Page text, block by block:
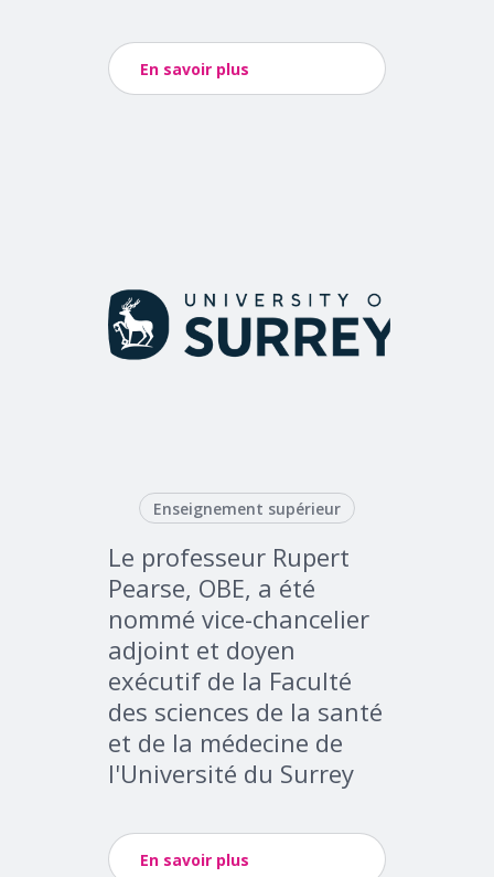
En savoir plus
Enseignement supérieur
Le professeur Rupert
Pearse, OBE, a été
nommé vice-chancelier
adjoint et doyen
exécutif de la Faculté
des sciences de la santé
et de la médecine de
l'Université du Surrey
En savoir plus